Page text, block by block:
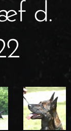
d.